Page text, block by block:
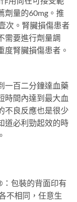
劑量的60mg。推
次。腎臟損傷患者
需要進行劑量調
度腎臟損傷患者。
一百二分鐘達血藥
時間內達到最大血
不良反應也是很少
道必利勁起效的時
包裝的背面印有
不相同，任意生